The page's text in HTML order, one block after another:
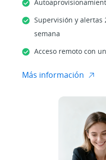
Supervisión y alertas
semana
Acceso remoto con
Más información